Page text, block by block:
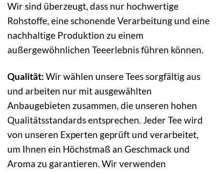
Wir sind überzeugt, dass nur hochwertige
Rohstoffe, eine schonende Verarbeitung und eine
nachhaltige Produktion zu einem
außergewöhnlichen Teeerlebnis führen können.
Qualität: Wir wählen unsere Tees sorgfältig aus
und arbeiten nur mit ausgewählten
Anbaugebieten zusammen, die unseren hohen
Qualitätsstandards entsprechen. Jeder Tee wird
von unseren Experten geprüft und verarbeitet,
um Ihnen ein Höchstmaß an Geschmack und
Aroma zu garantieren. Wir verwenden